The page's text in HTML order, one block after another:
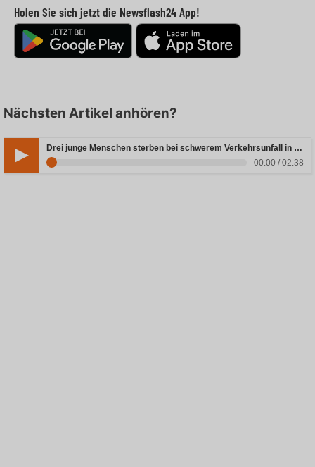
Holen Sie sich jetzt die Newsflash24 App!
Nächsten Artikel anhören?
Drei junge Menschen sterben bei schwerem Verkehrsunfall in Rheinland-Pfalz
00:00 / 02:38